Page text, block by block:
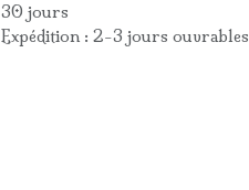
30 jours
Expédition : 2-3 jours ouvrables